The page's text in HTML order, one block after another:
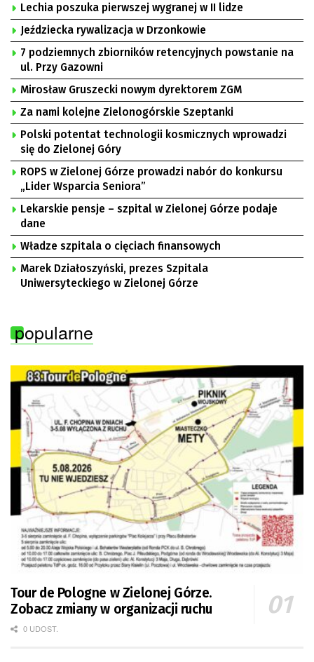
Lechia poszuka pierwszej wygranej w II lidze
Jeździecka rywalizacja w Drzonkowie
7 podziemnych zbiorników retencyjnych powstanie na
ul. Przy Gazowni
Mirosław Gruszecki nowym dyrektorem ZGM
Za nami kolejne Zielonogórskie Szeptanki
Polski potentat technologii kosmicznych wprowadzi
się do Zielonej Góry
ROPS w Zielonej Górze prowadzi nabór do konkursu
„Lider Wsparcia Seniora”
Lekarskie pensje – szpital w Zielonej Górze podaje
dane
Władze szpitala o cięciach finansowych
Marek Działoszyński, prezes Szpitala
Uniwersyteckiego w Zielonej Górze
popularne
Tour de Pologne w Zielonej Górze.
Zobacz zmiany w organizacji ruchu
0 UDOST.